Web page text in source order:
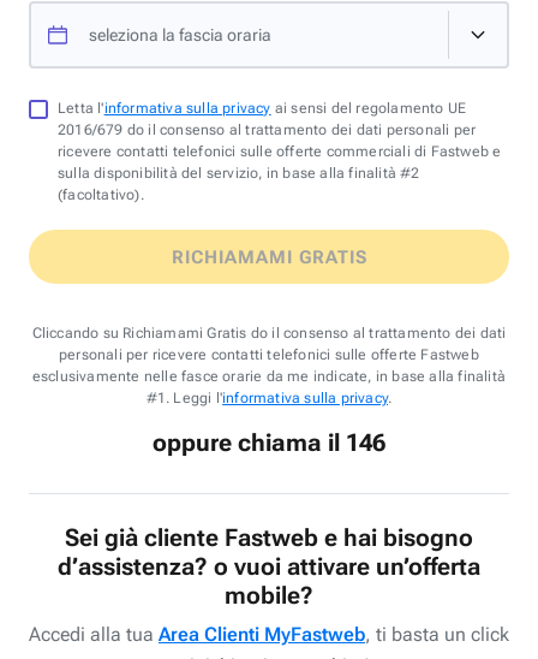
seleziona la fascia oraria
Letta l'informativa sulla privacy ai sensi del regolamento UE
2016/679 do il consenso al trattamento dei dati personali per
ricevere contatti telefonici sulle offerte commerciali di Fastweb e
sulla disponibilità del servizio, in base alla finalità #2
(facoltativo).
RICHIAMAMI GRATIS
Cliccando su Richiamami Gratis do il consenso al trattamento dei dati
personali per ricevere contatti telefonici sulle offerte Fastweb
esclusivamente nelle fasce orarie da me indicate, in base alla finalità
#1. Leggi l'informativa sulla privacy.
oppure chiama il 146
Sei già cliente Fastweb e hai bisogno
d’assistenza? o vuoi attivare un’offerta
mobile?
Accedi alla tua Area Clienti MyFastweb, ti basta un click